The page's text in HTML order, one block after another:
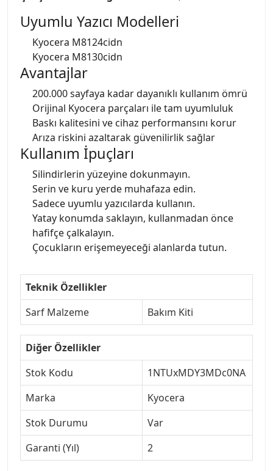
Uyumlu Yazıcı Modelleri
Kyocera M8124cidn
Kyocera M8130cidn
Avantajlar
200.000 sayfaya kadar dayanıklı kullanım ömrü
Orijinal Kyocera parçaları ile tam uyumluluk
Baskı kalitesini ve cihaz performansını korur
Arıza riskini azaltarak güvenilirlik sağlar
Kullanım İpuçları
Silindirlerin yüzeyine dokunmayın.
Serin ve kuru yerde muhafaza edin.
Sadece uyumlu yazıcılarda kullanın.
Yatay konumda saklayın, kullanmadan önce
hafifçe çalkalayın.
Çocukların erişemeyeceği alanlarda tutun.
Teknik Özellikler
Sarf Malzeme
Bakım Kiti
Diğer Özellikler
Stok Kodu
1NTUxMDY3MDc0NA
Marka
Kyocera
Stok Durumu
Var
Garanti (Yıl)
2